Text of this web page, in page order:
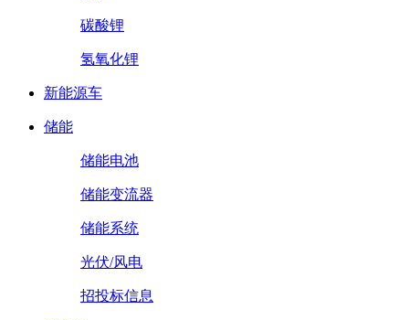
碳酸锂
氢氧化锂
新能源车
储能
储能电池
储能变流器
储能系统
光伏/风电
招投标信息